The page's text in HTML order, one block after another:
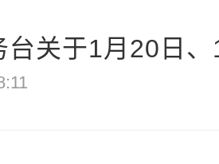
台关于1月20日